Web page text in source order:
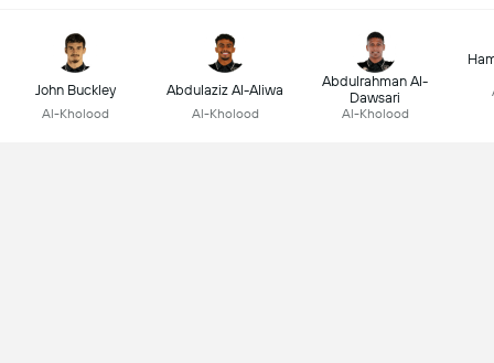
John Buckley
Al-Kholood
Abdulaziz Al-Aliwa
Al-Kholood
Abdulrahman Al-
Dawsari
Al-Kholood